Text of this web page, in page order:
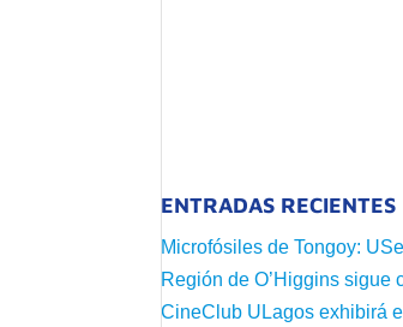
ENTRADAS RECIENTES
Microfósiles de Tongoy:
Región de O’Higgins sigue
CineClub ULagos exhibirá